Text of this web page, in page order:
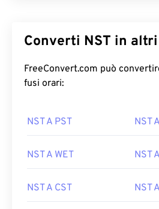
Converti NST in
FreeConvert.com può
fusi orari:
NST A PST NST
NST A WET NST
NST A CST NST